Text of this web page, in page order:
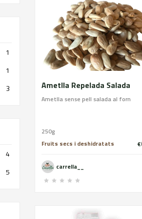
Ametlla Repelada Salada
Ametlla sense pell salada al forn
250g
Fruits secs i deshidratats
€
carrella__
1
1
3
4
5